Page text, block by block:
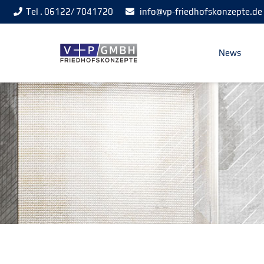
Tel . 06122/ 7041720 info@vp-friedhofskonzepte.de
News